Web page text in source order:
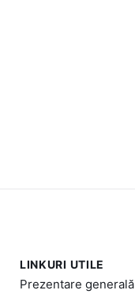
LINKURI UTILE
Prezentare generală